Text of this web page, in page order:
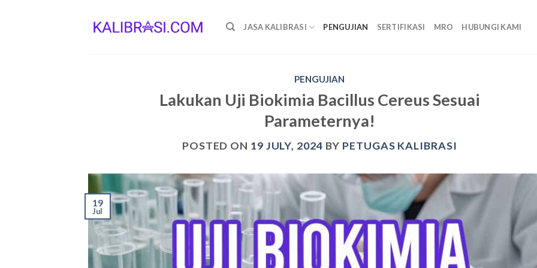
JASA KALIBRASI PENGUJIAN SERTIFIKASI MRO HUBUNGI KAMI
PENGUJIAN
Lakukan Uji Biokimia Bacillus Cereus Sesuai
Parameternya!
POSTED ON 19 JULY, 2024 BY PETUGAS KALIBRASI
19
Jul